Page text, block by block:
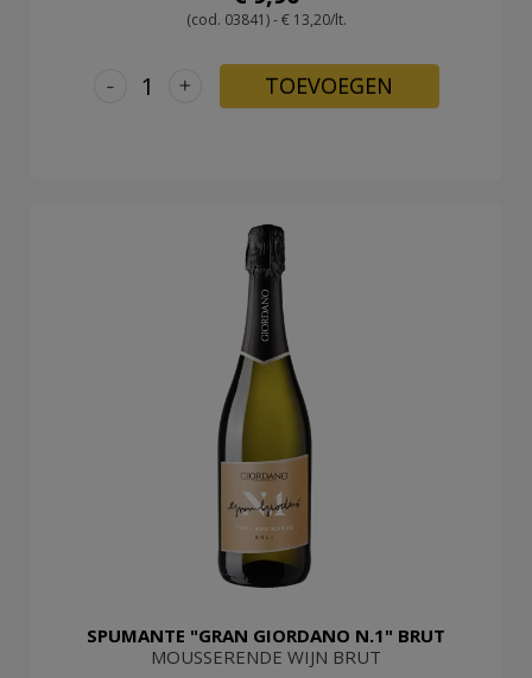
(cod. 03841) - € 13,20/lt.
+
- TOEVOEGEN
SPUMANTE "GRAN GIORDANO N.1" BRUT
MOUSSERENDE WIJN BRUT